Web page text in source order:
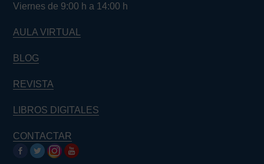
Viernes de 9:00 h a 14:00 h
AULA VIRTUAL
BLOG
REVISTA
LIBROS DIGITALES
CONTACTAR